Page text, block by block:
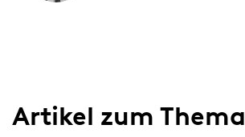
Artikel zum Thema